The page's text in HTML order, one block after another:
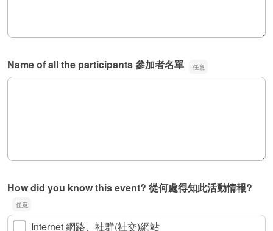
Name of all the participants 參加者名單
Name of all the participants 參加者名單
How did you know this event? 從何處得知此活動情報?
Internet 網路、社群(社交)網站